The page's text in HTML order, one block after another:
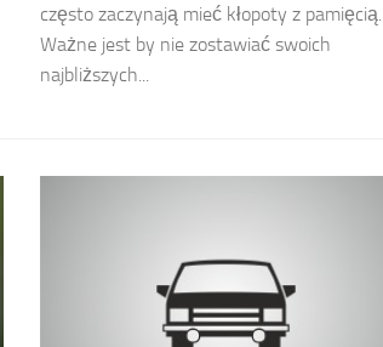
często zaczynają mieć kłopoty z pamięcią.
Ważne jest by nie zostawiać swoich
najbliższych...